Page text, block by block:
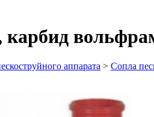
аппарата > Сопла